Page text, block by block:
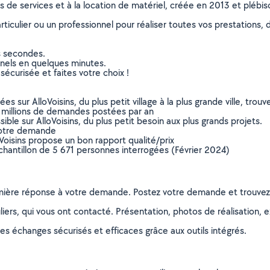
de services et à la location de matériel, créée en 2013 et
ou un professionnel pour réaliser toutes vos prestations,
secondes.
en quelques minutes.
et faites votre choix !
sur AlloVoisins, du plus petit village à la plus grande ville,
de demandes postées par an
sur AlloVoisins, du plus petit besoin aux plus grands projets.
demande
propose un bon rapport qualité/prix
de 5 671 personnes interrogées (Février 2024)
réponse à votre demande. Postez votre demande et
qui vous ont contacté. Présentation, photos de réalisation,
échanges sécurisés et efficaces grâce aux outils intégrés.